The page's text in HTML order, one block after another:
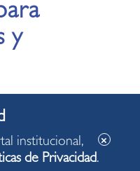
y
labores de
que fortalecen
institucional,
de Privacidad.